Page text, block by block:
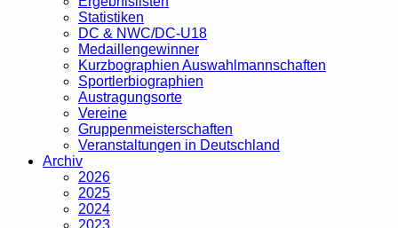
Statistiken
DC & NWC/DC-U18
Medaillengewinner
Kurzbographien Auswahlmannschaften
Sportlerbiographien
Austragungsorte
Vereine
Gruppenmeisterschaften
Veranstaltungen in Deutschland
Archiv
2026
2025
2024
2023